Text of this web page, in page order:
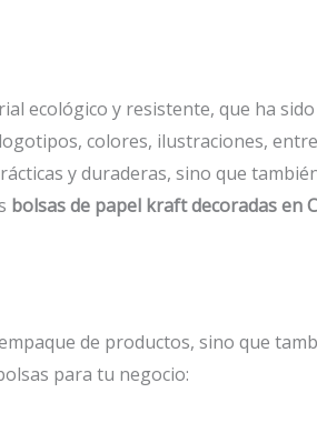
ecológico y resistente, que ha
colores, ilustraciones,
y duraderas, sino que
bolsas de papel kraft decoradas en
de productos, sino que
para tu negocio: